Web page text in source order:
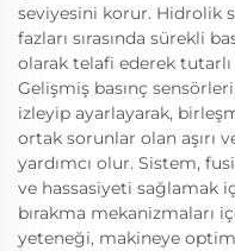
seviyesini korur. Hidrolik
fazları sırasında sürekli
olarak telafi ederek
Gelişmiş basınç
izleyip ayarlayarak,
ortak sorunlar olan aşırı
yardımcı olur. Sistem,
ve hassasiyeti sağlamak
bırakma mekanizmaları
yeteneği, makineye